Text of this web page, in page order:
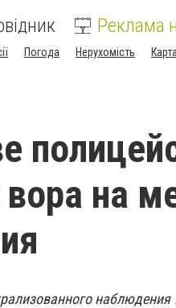
Реклама
Погода Нерухомість
на